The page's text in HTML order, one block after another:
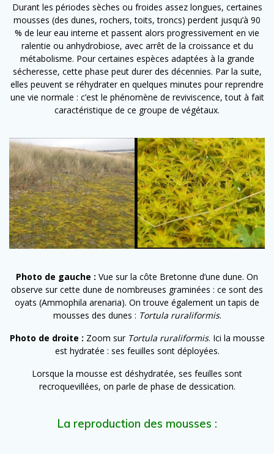
Durant les périodes sèches ou froides assez longues, certaines
mousses (des dunes, rochers, toits, troncs) perdent jusqu’à 90
% de leur eau interne et passent alors progressivement en vie
ralentie ou anhydrobiose, avec arrêt de la croissance et du
métabolisme. Pour certaines espèces adaptées à la grande
sécheresse, cette phase peut durer des décennies. Par la suite,
elles peuvent se réhydrater en quelques minutes pour reprendre
une vie normale : c’est le phénomène de reviviscence, tout à fait
caractéristique de ce groupe de végétaux.
Photo de gauche : Vue sur la côte Bretonne d’une dune. On
observe sur cette dune de nombreuses graminées : ce sont des
oyats (Ammophila arenaria). On trouve également un tapis de
mousses des dunes : Tortula ruraliformis.
Photo de droite : Zoom sur Tortula ruraliformis. Ici la mousse
est hydratée : ses feuilles sont déployées.
Lorsque la mousse est déshydratée, ses feuilles sont
recroquevillées, on parle de phase de dessication.
La reproduction des mousses :